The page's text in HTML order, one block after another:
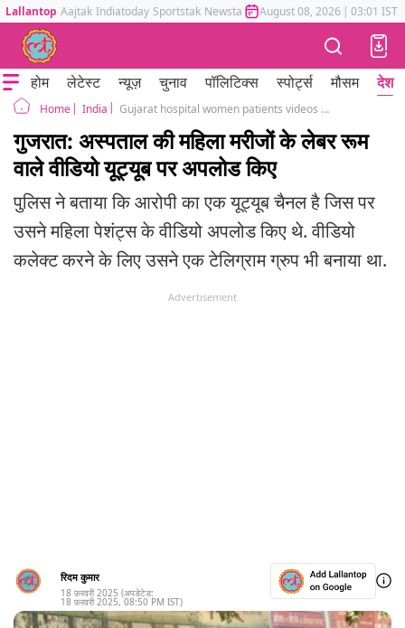
Lallantop Aajtak Indiatoday Sportstak Newstak Mumbai Tak Astrotak
August 08, 2026 | 03:01 IST
होम लेटेस्ट न्यूज़ चुनाव पॉलिटिक्स स्पोर्ट्स मौसम देश
Home India Gujarat hospital women patients videos uploaded on YouTube Telegram probe on
गुजरात: अस्पताल की महिला मरीजों के लेबर रूम
वाले वीडियो यूट्यूब पर अपलोड किए
पुलिस ने बताया कि आरोपी का एक यूट्यूब चैनल है जिस पर
उसने महिला पेशंट्स के वीडियो अपलोड किए थे. वीडियो
कलेक्ट करने के लिए उसने एक टेलिग्राम ग्रुप भी बनाया था.
Advertisement
रिदम कुमार
18 फ़रवरी 2025 (अपडेटेड:
18 फ़रवरी 2025, 08:50 PM IST)